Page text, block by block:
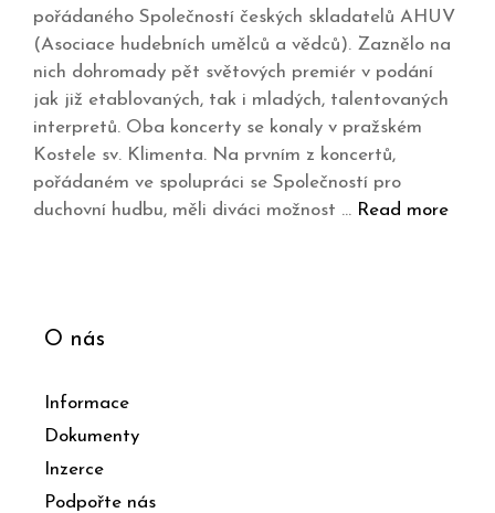
pořádaného Společností českých skladatelů AHUV
(Asociace hudebních umělců a vědců). Zaznělo na
nich dohromady pět světových premiér v podání
jak již etablovaných, tak i mladých, talentovaných
interpretů. Oba koncerty se konaly v pražském
Kostele sv. Klimenta. Na prvním z koncertů,
pořádaném ve spolupráci se Společností pro
duchovní hudbu, měli diváci možnost … Read more
O nás
Informace
Dokumenty
Inzerce
Podpořte nás